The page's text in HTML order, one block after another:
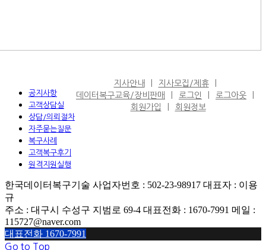
공지사항
고객상담실
상담/의뢰절차
자주묻는질문
복구사례
고객복구후기
원격지원실행
지사안내
지사모집/제휴
데이터복구교육/장비판매
로그인
로그아웃
회원가입
회원정보
한국데이터복구기술 사업자번호 : 502-23-98917 대표자 : 이용
규
주소 : 대구시 수성구 지범로 69-4 대표전화 : 1670-7991 메일 :
115727@naver.com
대표전화 1670-7991
Go to Top